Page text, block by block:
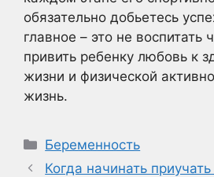
обязательно добьетесь
главное – это не воспитать
привить ребенку любовь к
жизни и физической
жизнь.
Рубрики
Беременность
Когда начинать